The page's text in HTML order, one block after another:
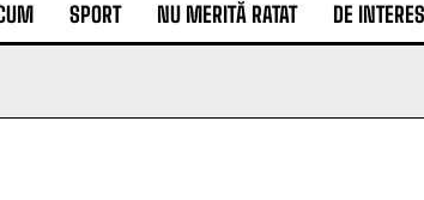
SPORT NU MERITĂ RATAT DE INTERES